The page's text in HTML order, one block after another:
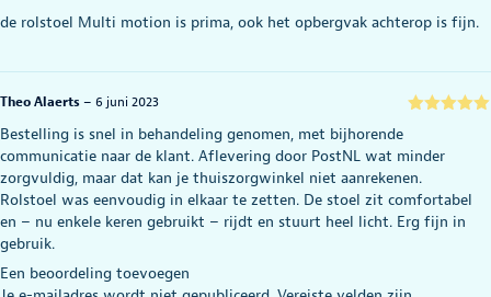
5uit 5
de rolstoel Multi motion is prima, ook het opbergvak achterop is fijn.
Theo Alaerts – 6 juni 2023
Bestelling is snel in behandeling genomen, met bijhorende
communicatie naar de klant. Aflevering door PostNL wat minder
zorgvuldig, maar dat kan je thuiszorgwinkel niet aanrekenen.
Rolstoel was eenvoudig in elkaar te zetten. De stoel zit comfortabel
en – nu enkele keren gebruikt – rijdt en stuurt heel licht. Erg fijn in
gebruik.
Een beoordeling toevoegen